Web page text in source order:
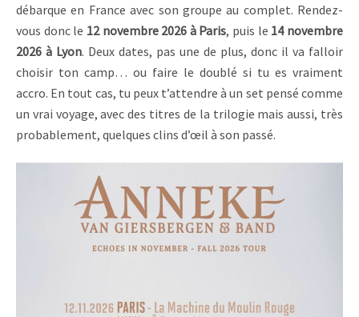
débarque en France avec son groupe au complet. Rendez-
vous donc le 12 novembre 2026 à Paris, puis le 14 novembre
2026 à Lyon. Deux dates, pas une de plus, donc il va falloir
choisir ton camp… ou faire le doublé si tu es vraiment
accro. En tout cas, tu peux t’attendre à un set pensé comme
un vrai voyage, avec des titres de la trilogie mais aussi, très
probablement, quelques clins d’œil à son passé.